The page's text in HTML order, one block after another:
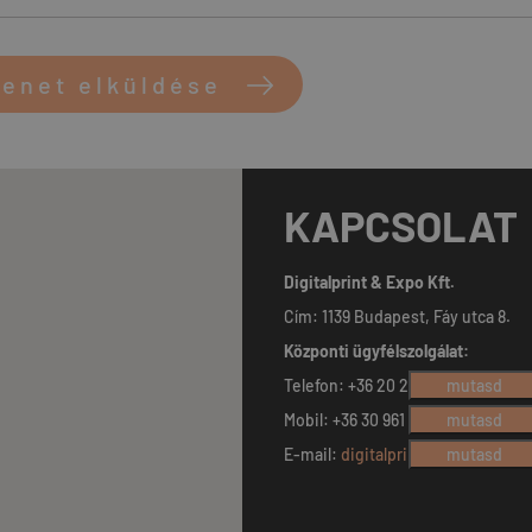
elküldése
KAPCSOLAT
Digitalprint & Expo Kft.
Cím: 1139 Budapest, Fáy utca 8.
Központi ügyfélszolgálat:
Telefon: +36 20 230 8736mutasd
Mobil: +36 30 961 9645
mutasd
E-mail:
mutasd